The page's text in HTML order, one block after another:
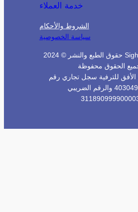
خدمة العملاء
الشروط والأحكام
سياسة الخصوصية
حقوق الطبع والنشر © 2024 SightScape.com.
للترفية سجل تجاري رقم
4030495356 والرقم الضريبي